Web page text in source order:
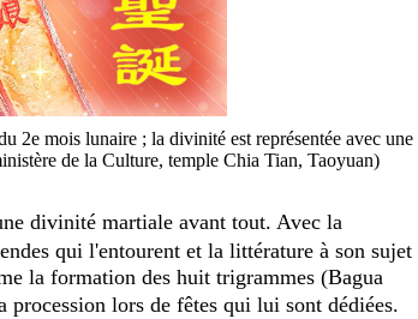
2e mois lunaire ; la divinité est représentée avec une
de la Culture, temple Chia Tian, Taoyuan)
divinité martiale avant tout. Avec la
qui l'entourent et la littérature à son sujet
la formation des huit trigrammes (Bagua
lors de fêtes qui lui sont dédiées.